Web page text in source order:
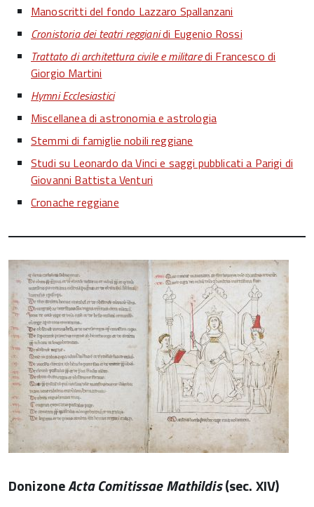
Manoscritti del fondo Lazzaro Spallanzani
Cronistoria dei teatri reggianidi Eugenio Rossi
Trattato di architettura civile e militaredi Francesco di
Giorgio Martini
Hymni Ecclesiastici
Miscellanea di astronomia e astrologia
Stemmi di famiglie nobili reggiane
Studi su Leonardo da Vinci e saggi pubblicati a Parigi di
Giovanni Battista Venturi
Cronache reggiane
DonizoneActa Comitissae Mathildis(sec. XIV)